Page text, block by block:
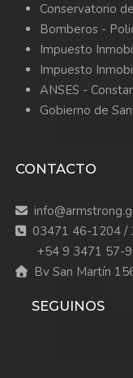
Conservatorio
Bomberos -
Impuesto
Impuesto
ANSES -
Gobierno de
CONTACTO
03471 46-1204 /
+54 9 3471 57-
Bv San Martín
SEGUINOS